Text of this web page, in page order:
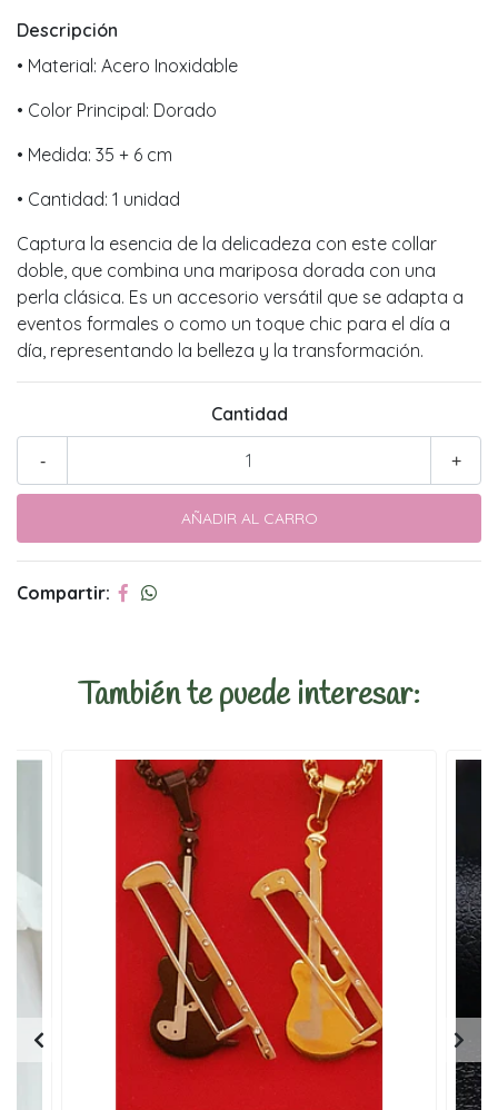
Descripción
• Material: Acero Inoxidable
• Color Principal: Dorado
• Medida: 35 + 6 cm
• Cantidad: 1 unidad
Captura la esencia de la delicadeza con este collar
doble, que combina una mariposa dorada con una
perla clásica. Es un accesorio versátil que se adapta a
eventos formales o como un toque chic para el día a
día, representando la belleza y la transformación.
Cantidad
+
-
Compartir:
También te puede interesar: